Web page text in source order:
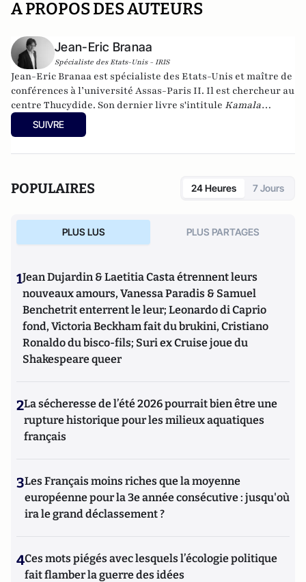
A PROPOS DES AUTEURS
Jean-Eric Branaa
Spécialiste des Etats-Unis - IRIS
Jean-Eric Branaa est spécialiste des Etats-Unis et maître de
conférences à l’université Assas-Paris II. Il est chercheur au
centre Thucydide. Son dernier livre s'intitule Kamala
Harris, l'Amérique du futur
collection Chronos, poche, 2024). Il est également l'auteur de
divisée(Privat, 2017),
1968: Quand l'Amérique
2018),Joe Biden : le 3e mandat de Barack Obama
biographie de Joe Biden
(Nouveau Monde, 2020) et
Géopolitique des Etats-Unis(Puf, 2022).
SUIVRE
POPULAIRES 24 Heures 7 Jours
PLUS LUS PLUS PARTAGES
1Jean Dujardin & Laetitia Casta étrennent leurs
nouveaux amours, Vanessa Paradis & Samuel
Benchetrit enterrent le leur; Leonardo di Caprio
fond, Victoria Beckham fait du brukini, Cristiano
Ronaldo du bisco-fils; Suri ex Cruise joue du
Shakespeare queer
2La sécheresse de l’été 2026 pourrait bien être une
rupture historique pour les milieux aquatiques
français
3Les Français moins riches que la moyenne
européenne pour la 3e année consécutive : jusqu'où
ira le grand déclassement ?
4Ces mots piégés avec lesquels l’écologie politique
fait flamber la guerre des idées